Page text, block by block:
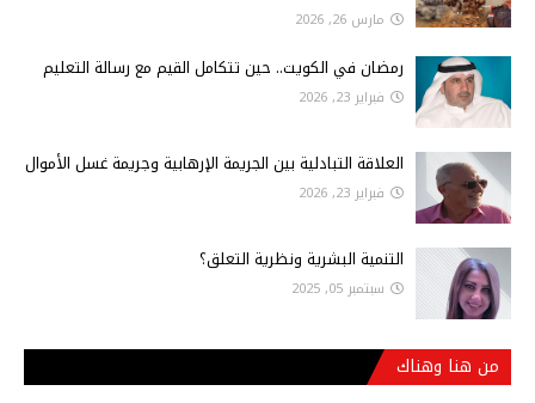
مارس 26, 2026
رمضان في الكويت.. حين تتكامل القيم مع رسالة التعليم
فبراير 23, 2026
العلاقة التبادلية بين الجريمة الإرهابية وجريمة غسل الأموال
فبراير 23, 2026
التنمية البشرية ونظرية التعلق؟
سبتمبر 05, 2025
من هنا وهناك